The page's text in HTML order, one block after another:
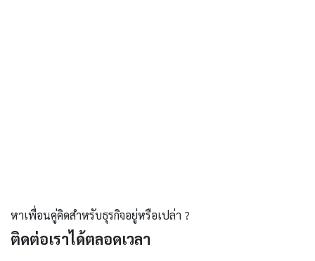
หาเพื่อนคู่คิดสำหรับธุรกิจอยู่หรือเปล่า ?
ติดต่อเราได้ตลอดเวลา